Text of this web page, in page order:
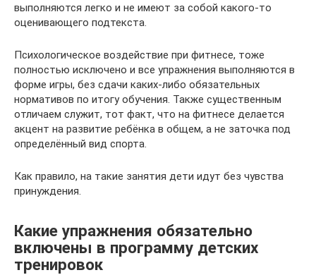
выполняются легко и не имеют за собой какого-то
оценивающего подтекста.
Психологическое воздействие при фитнесе, тоже
полностью исключено и все упражнения выполняются в
форме игры, без сдачи каких-либо обязательных
нормативов по итогу обучения. Также существенным
отличаем служит, тот факт, что на фитнесе делается
акцент на развитие ребёнка в общем, а не заточка под
определённый вид спорта.
Как правило, на такие занятия дети идут без чувства
принуждения.
Какие упражнения обязательно
включены в программу детских
тренировок